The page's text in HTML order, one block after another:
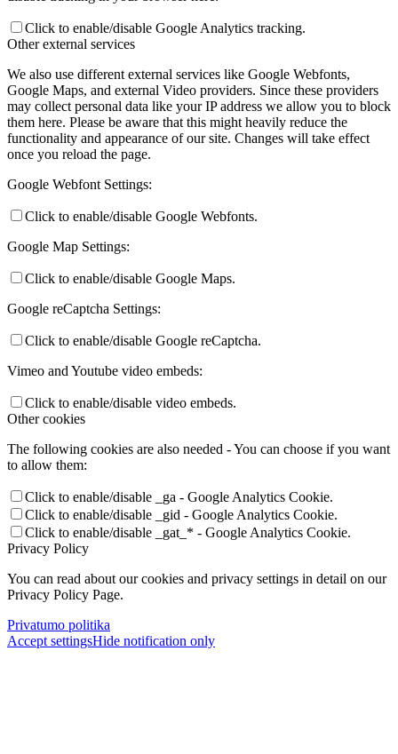
Click to enable/disable Google Analytics tracking.
Other external services
We also use different external services like Google Webfonts,
Google Maps, and external Video providers. Since these providers
may collect personal data like your IP address we allow you to block
them here. Please be aware that this might heavily reduce the
functionality and appearance of our site. Changes will take effect
once you reload the page.
Google Webfont Settings:
Click to enable/disable Google Webfonts.
Google Map Settings:
Click to enable/disable Google Maps.
Google reCaptcha Settings:
Click to enable/disable Google reCaptcha.
Vimeo and Youtube video embeds:
Click to enable/disable video embeds.
Other cookies
The following cookies are also needed - You can choose if you want
to allow them:
Click to enable/disable _ga - Google Analytics Cookie.
Click to enable/disable _gid - Google Analytics Cookie.
Click to enable/disable _gat_* - Google Analytics Cookie.
Privacy Policy
You can read about our cookies and privacy settings in detail on our
Privacy Policy Page.
Privatumo politika
Accept settingsHide notification only